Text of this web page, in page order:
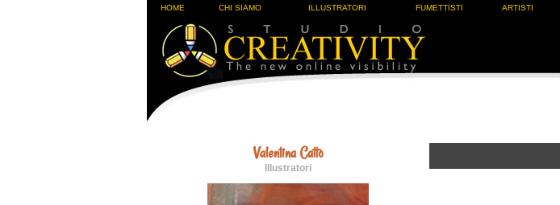
HOME CHI SIAMO ILLUSTRATORI FUMETTISTI ARTISTI
Valentina Catto
Illustratori